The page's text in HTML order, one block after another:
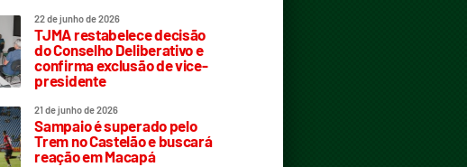
22 de junho de 2026
TJMA restabelece decisão
do Conselho Deliberativo e
confirma exclusão de vice-
presidente
21 de junho de 2026
Sampaio é superado pelo
Trem no Castelão e buscará
reação em Macapá